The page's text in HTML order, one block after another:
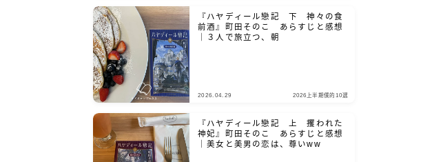
『ハヤディール戀記 下 神々の食
前酒』町田そのこ あらすじと感想
｜３人で旅立つ、朝
2026.04.29 2026上半期僕的10選
『ハヤディール戀記 上 攫われた
神妃』町田そのこ あらすじと感想
｜美女と美男の恋は、尊いww